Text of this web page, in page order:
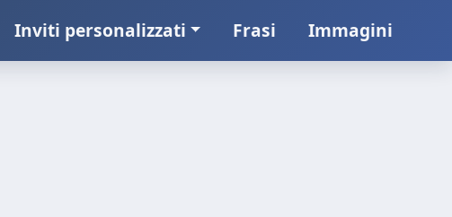
Inviti personalizzati Frasi Immagini